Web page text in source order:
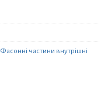
Фасонні частини внутрішні